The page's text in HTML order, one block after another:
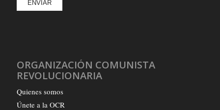
ORGANIZACIÓN COMUNISTA
REVOLUCIONARIA
Quienes somos
Únete a la OCR